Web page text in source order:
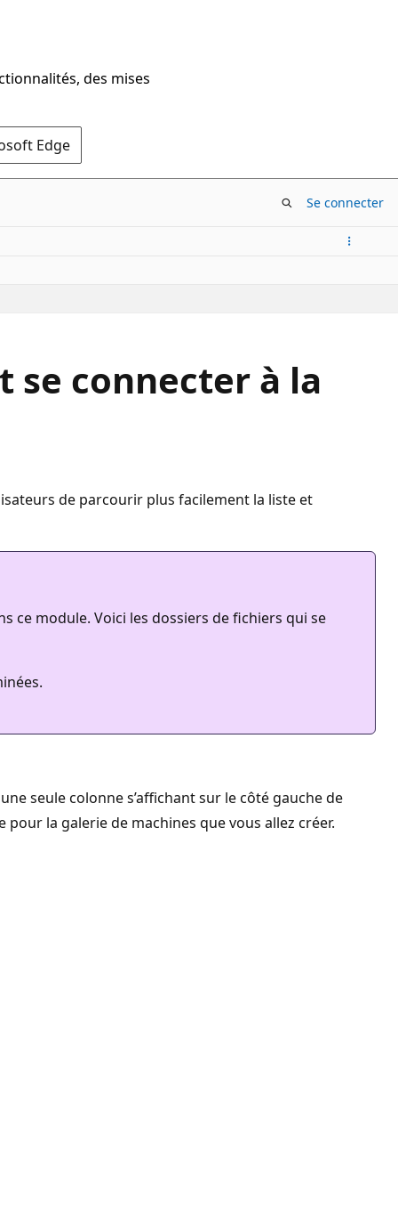
des mises
Edge
Se connecter
se connecter à la
de parcourir plus facilement la liste et
ce module. Voici les dossiers de fichiers qui se
seule colonne s’affichant sur le côté gauche de
la galerie de machines que vous allez créer.